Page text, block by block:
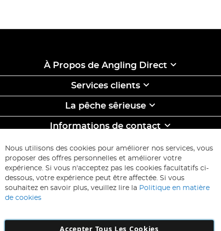
À Propos de Angling Direct
Services clients
La pêche sêrieuse
Informations de contact
ABONNEZ-VOUS & ECONOMISEZ
Inscription
à
d’information
:
Inscription
Nous utilisons des cookies pour améliorer nos services, vous
proposer des offres personnelles et améliorer votre
expérience. Si vous n'acceptez pas les cookies facultatifs ci-
dessous, votre expérience peut être affectée. Si vous
souhaitez en savoir plus, veuillez lire la Politique en matière
de cookies
Accepter Tous Les Cookies